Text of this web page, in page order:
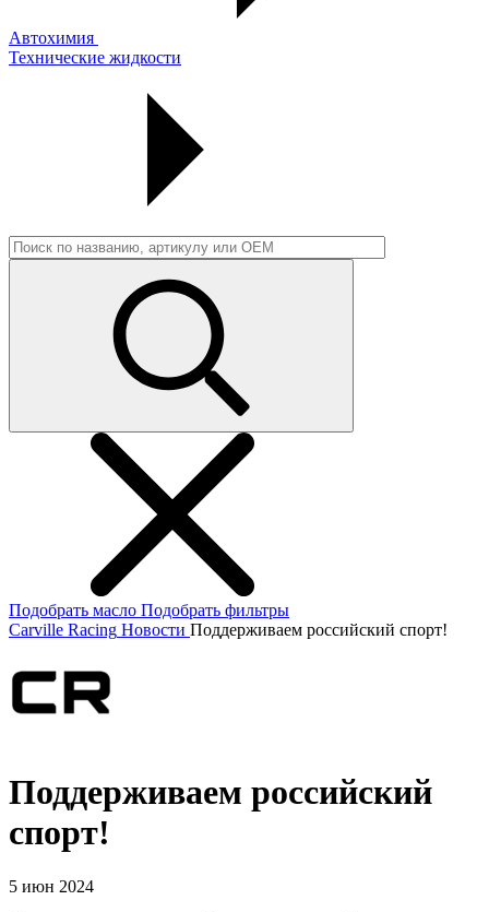
Автохимия
Технические жидкости
Подобрать масло Подобрать фильтры
Carville Racing Новости Поддерживаем российский спорт!
Поддерживаем российский
спорт!
5 июн 2024